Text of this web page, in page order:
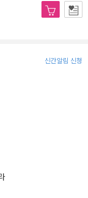
신간알림 신청